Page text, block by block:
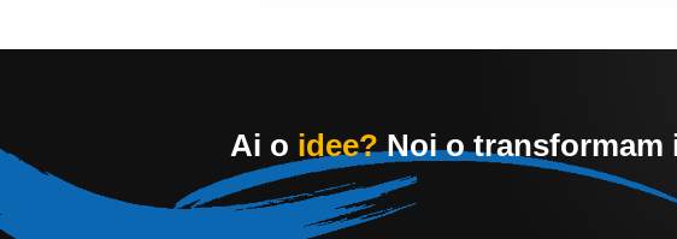
Ai o idee?Noi o transformam